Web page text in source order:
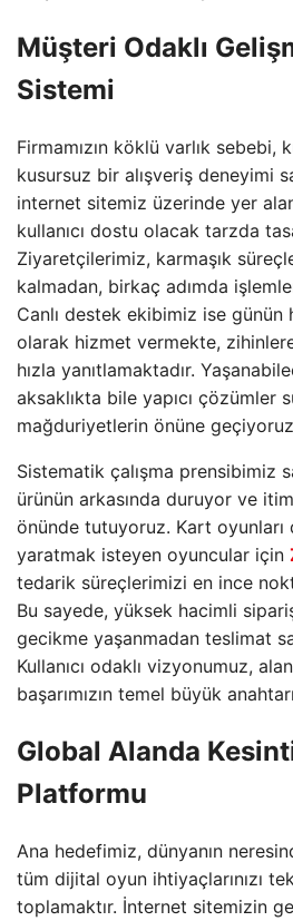
Müşteri Odaklı
Sistemi
Firmamızın köklü varlık sebebi,
kusursuz bir alışveriş deneyimi
internet sitemiz üzerinde yer
kullanıcı dostu olacak tarzda
Ziyaretçilerimiz, karmaşık
kalmadan, birkaç adımda
Canlı destek ekibimiz ise günün
olarak hizmet vermekte,
hızla yanıtlamaktadır.
aksaklıkta bile yapıcı çözümler
mağduriyetlerin önüne
Sistematik çalışma prensibimiz
ürünün arkasında duruyor ve
önünde tutuyoruz. Kart oyunları
yaratmak isteyen oyuncular için
tedarik süreçlerimizi en ince
Bu sayede, yüksek hacimli
gecikme yaşanmadan teslimat
Kullanıcı odaklı vizyonumuz,
başarımızın temel büyük
Global Alanda
Platformu
Ana hedefimiz, dünyanın
tüm dijital oyun ihtiyaçlarınızı
toplamaktır. İnternet sitemizin